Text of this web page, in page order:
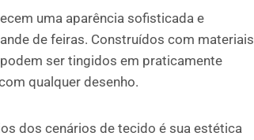
uma aparência sofisticada e
de feiras. Construídos com materiais
ser tingidos em praticamente
qualquer desenho.
dos cenários de tecido é sua estética